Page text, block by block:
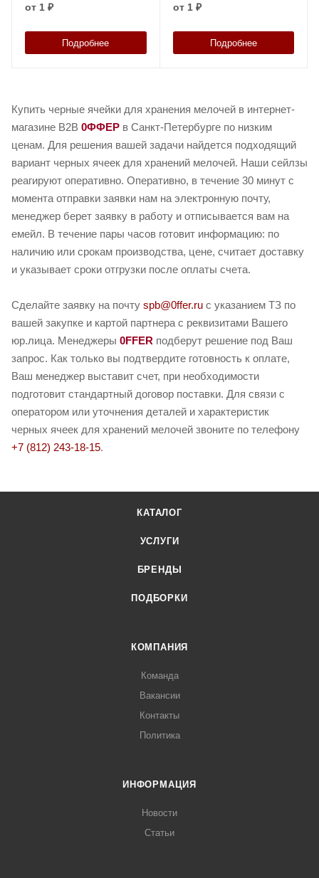
от 1 ₽
Подробнее
от 1 ₽
Подробнее
Купить черные ячейки для хранения мелочей в интернет-
магазине B2B 0ФФЕР в Санкт-Петербурге по низким
ценам. Для решения вашей задачи найдется подходящий
вариант черных ячеек для хранений мелочей. Наши сейлзы
реагируют оперативно. Оперативно, в течение 30 минут с
момента отправки заявки нам на электронную почту,
менеджер берет заявку в работу и отписывается вам на
емейл. В течение пары часов готовит информацию: по
наличию или срокам производства, цене, считает доставку
и указывает сроки отгрузки после оплаты счета.
Сделайте заявку на почту spb@0ffer.ru с указанием ТЗ по
вашей закупке и картой партнера с реквизитами Вашего
юр.лица. Менеджеры 0FFER подберут решение под Ваш
запрос. Как только вы подтвердите готовность к оплате,
Ваш менеджер выставит счет, при необходимости
подготовит стандартный договор поставки. Для связи с
оператором или уточнения деталей и характеристик
черных ячеек для хранений мелочей звоните по телефону
+7 (812) 243-18-15.
КАТАЛОГ
УСЛУГИ
БРЕНДЫ
ПОДБОРКИ
КОМПАНИЯ
Команда
Вакансии
Контакты
Политика
ИНФОРМАЦИЯ
Новости
Статьи